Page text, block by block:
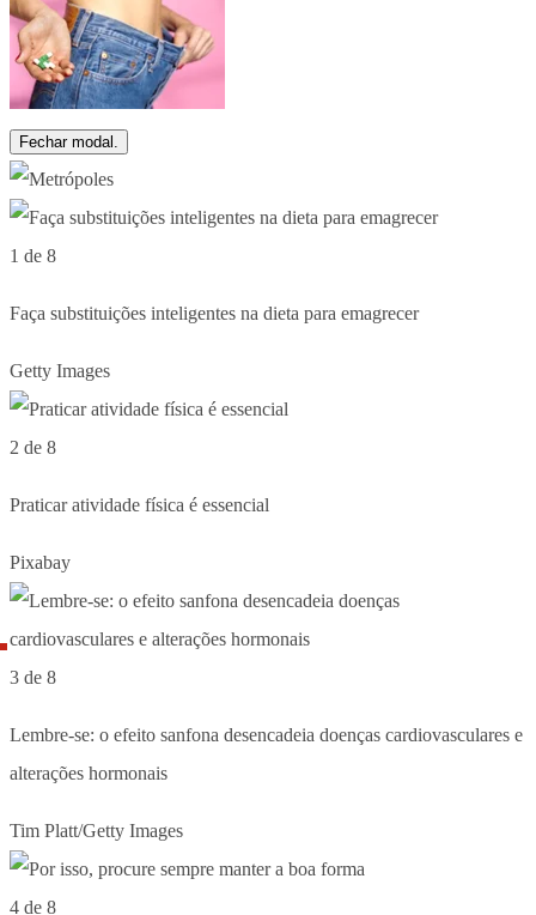
Fechar modal.
1 de 8
Faça substituições inteligentes na dieta para emagrecer
Getty Images
2 de 8
Praticar atividade física é essencial
Pixabay
3 de 8
Lembre-se: o efeito sanfona desencadeia doenças cardiovasculares e
alterações hormonais
Tim Platt/Getty Images
4 de 8